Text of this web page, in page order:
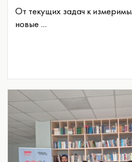
От текущих задач к
новые ...